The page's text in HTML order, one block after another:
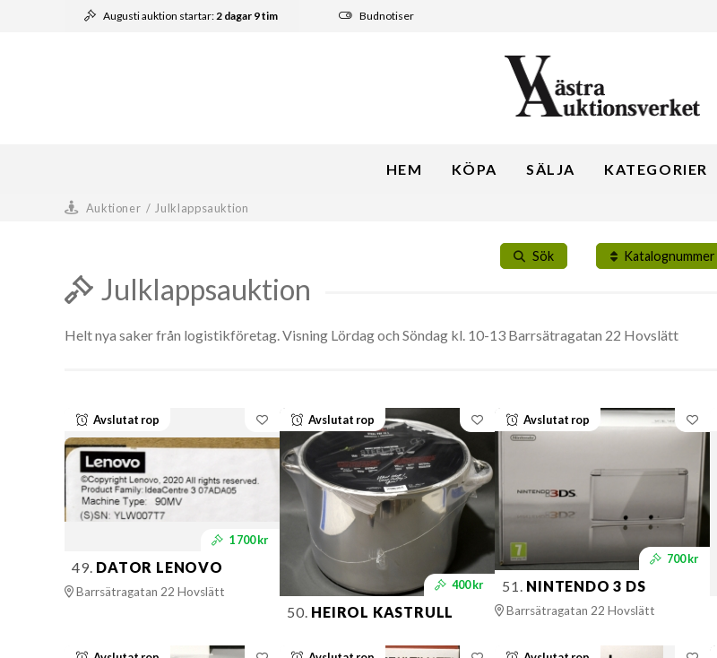
Augusti auktion startar:2 dagar 9 tim Budnotiser
HEM KÖPA SÄLJA KATEGORIER
Auktioner / Julklappsauktion
Sök Katalognummer
Julklappsauktion
Helt nya saker från logistikföretag. Visning Lördag och Söndag kl. 10-13 Barrsätragatan 22 Hovslätt
Avslutat rop
1 700 kr
49. DATOR LENOVO
Barrsätragatan 22 Hovslätt
Avslutat rop
400 kr
50. HEIROL KASTRULL
Avslutat rop
700 kr
51. NINTENDO 3 DS
Barrsätragatan 22 Hovslätt